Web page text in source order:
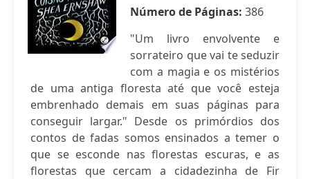
Número de Páginas: 386
"Um livro envolvente e
sorrateiro que vai te seduzir
com a magia e os mistérios
de uma antiga floresta até que você esteja
embrenhado demais em suas páginas para
conseguir largar." Desde os primórdios dos
contos de fadas somos ensinados a temer o
que se esconde nas florestas escuras, e as
florestas que cercam a cidadezinha de Fir